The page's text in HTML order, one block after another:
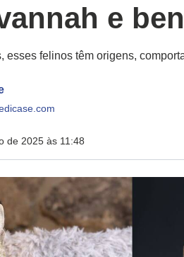
e
esses felinos têm origens,
de 2025 às 11:48